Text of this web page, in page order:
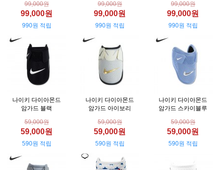
99,000원
99,000원
990원 적립
99,000원
99,000원
990원 적립
99,000원
99,000원
990원 적립
나이키 다이아몬드
암가드 블랙
59,000원
59,000원
590원 적립
나이키 다이아몬드
암가드 아이보리
59,000원
59,000원
590원 적립
나이키 다이아몬드
암가드 스카이블루
59,000원
59,000원
590원 적립